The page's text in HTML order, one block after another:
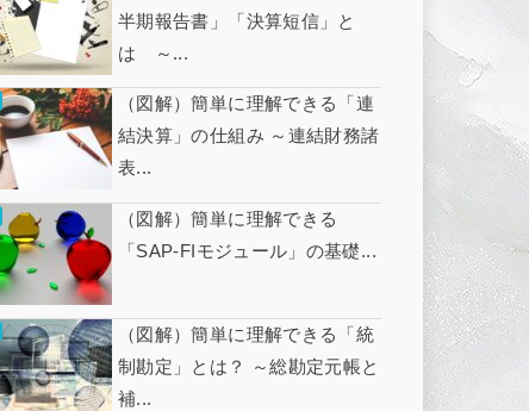
半期報告書」「決算短信」と
は ～...
（図解）簡単に理解できる「連
結決算」の仕組み ～連結財務諸
表...
（図解）簡単に理解できる
「SAP-FIモジュール」の基礎...
（図解）簡単に理解できる「統
制勘定」とは？ ～総勘定元帳と
補...